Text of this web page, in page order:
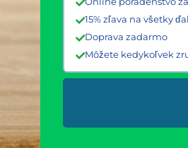
15% zľava na všetky
Doprava zadarmo
Môžete kedykoľvek